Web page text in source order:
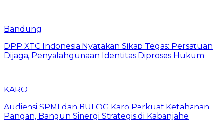
Bandung
DPP XTC Indonesia Nyatakan Sikap Tegas: Persatuan
Dijaga, Penyalahgunaan Identitas Diproses Hukum
KARO
Audiensi SPMI dan BULOG Karo Perkuat Ketahanan
Pangan, Bangun Sinergi Strategis di Kabanjahe